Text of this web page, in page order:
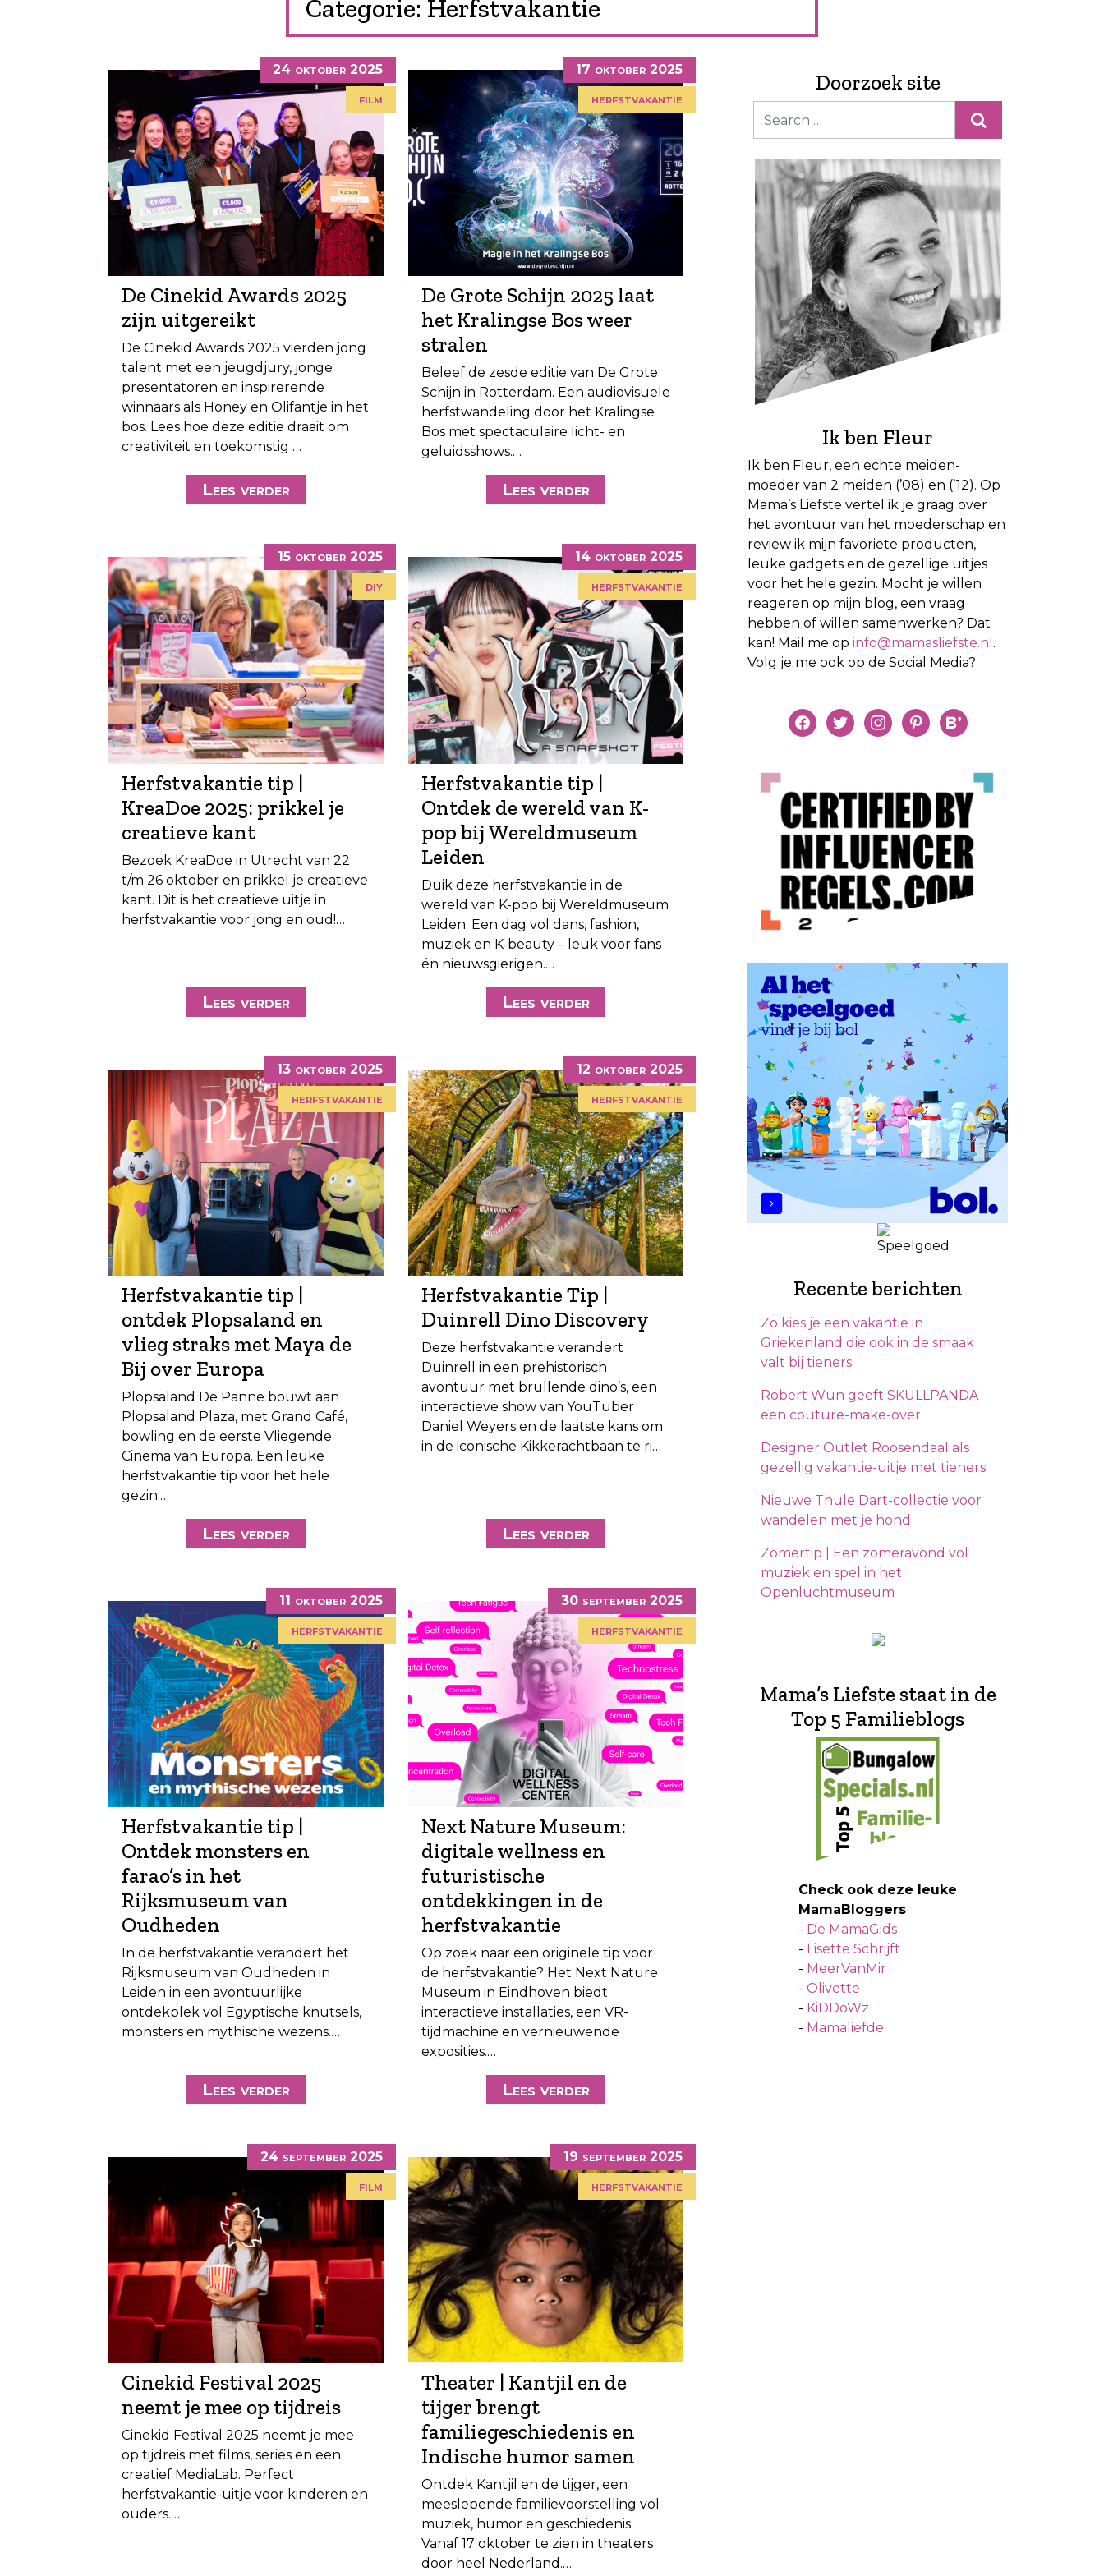
Categorie: Herfstvakantie
24 oktober 2025
film
De Cinekid Awards 2025
zijn uitgereikt
De Cinekid Awards 2025 vierden jong
talent met een jeugdjury, jonge
presentatoren en inspirerende
winnaars als Honey en Olifantje in het
bos. Lees hoe deze editie draait om
creativiteit en toekomstig …
Lees verder
17 oktober 2025
herfstvakantie
De Grote Schijn 2025 laat
het Kralingse Bos weer
stralen
Beleef de zesde editie van De Grote
Schijn in Rotterdam. Een audiovisuele
herfstwandeling door het Kralingse
Bos met spectaculaire licht- en
geluidsshows.…
Lees verder
15 oktober 2025
diy
Herfstvakantie tip |
KreaDoe 2025: prikkel je
creatieve kant
Bezoek KreaDoe in Utrecht van 22
t/m 26 oktober en prikkel je creatieve
kant. Dit is het creatieve uitje in
herfstvakantie voor jong en oud!…
Lees verder
14 oktober 2025
herfstvakantie
Herfstvakantie tip |
Ontdek de wereld van K-
pop bij Wereldmuseum
Leiden
Duik deze herfstvakantie in de
wereld van K-pop bij Wereldmuseum
Leiden. Een dag vol dans, fashion,
muziek en K-beauty – leuk voor fans
én nieuwsgierigen.…
Lees verder
13 oktober 2025
herfstvakantie
Herfstvakantie tip |
ontdek Plopsaland en
vlieg straks met Maya de
Bij over Europa
Plopsaland De Panne bouwt aan
Plopsaland Plaza, met Grand Café,
bowling en de eerste Vliegende
Cinema van Europa. Een leuke
herfstvakantie tip voor het hele
gezin.…
Lees verder
12 oktober 2025
herfstvakantie
Herfstvakantie Tip |
Duinrell Dino Discovery
Deze herfstvakantie verandert
Duinrell in een prehistorisch
avontuur met brullende dino’s, een
interactieve show van YouTuber
Daniel Weyers en de laatste kans om
in de iconische Kikkerachtbaan te ri…
Lees verder
11 oktober 2025
herfstvakantie
Herfstvakantie tip |
Ontdek monsters en
farao’s in het
Rijksmuseum van
Oudheden
In de herfstvakantie verandert het
Rijksmuseum van Oudheden in
Leiden in een avontuurlijke
ontdekplek vol Egyptische knutsels,
monsters en mythische wezens.…
Lees verder
30 september 2025
herfstvakantie
Next Nature Museum:
digitale wellness en
futuristische
ontdekkingen in de
herfstvakantie
Op zoek naar een originele tip voor
de herfstvakantie? Het Next Nature
Museum in Eindhoven biedt
interactieve installaties, een VR-
tijdmachine en vernieuwende
exposities.…
Lees verder
24 september 2025
film
Cinekid Festival 2025
neemt je mee op tijdreis
Cinekid Festival 2025 neemt je mee
op tijdreis met films, series en een
creatief MediaLab. Perfect
herfstvakantie-uitje voor kinderen en
ouders.…
19 september 2025
herfstvakantie
Theater | Kantjil en de
tijger brengt
familiegeschiedenis en
Indische humor samen
Ontdek Kantjil en de tijger, een
meeslepende familievoorstelling vol
muziek, humor en geschiedenis.
Vanaf 17 oktober te zien in theaters
door heel Nederland.…
Doorzoek site
Ik ben Fleur
Ik ben Fleur, een echte meiden-
moeder van 2 meiden (’08) en (’12). Op
Mama’s Liefste vertel ik je graag over
het avontuur van het moederschap en
review ik mijn favoriete producten,
leuke gadgets en de gezellige uitjes
voor het hele gezin. Mocht je willen
reageren op mijn blog, een vraag
hebben of willen samenwerken? Dat
kan! Mail me op info@mamasliefste.nl .
Volg je me ook op de Social Media?
facebooktwitterinstagrampinterestbloglovin
Recente berichten
Zo kies je een vakantie in
Griekenland die ook in de smaak
valt bij tieners
Robert Wun geeft SKULLPANDA
een couture-make-over
Designer Outlet Roosendaal als
gezellig vakantie-uitje met tieners
Nieuwe Thule Dart-collectie voor
wandelen met je hond
Zomertip | Een zomeravond vol
muziek en spel in het
Openluchtmuseum
Mama’s Liefste staat in de
Top 5 Familieblogs
Check ook deze leuke
MamaBloggers
- De MamaGids
- Lisette Schrijft
- MeerVanMir
- Olivette
- KiDDoWz
- Mamaliefde